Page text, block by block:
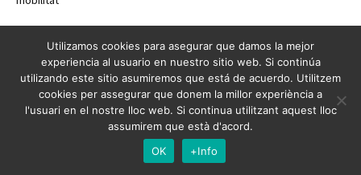
Pasos de peatones en Olot
14 febrero, 2025
Pasos de peatones en Olot Pintado de pasos de peatones para una
movilidad
Mejorando la seguridad vial en
Utilizamos cookies para asegurar que damos la mejor
experiencia al usuario en nuestro sitio web. Si continúa
utilizando este sitio asumiremos que está de acuerdo. Utilitzem
cookies per assegurar que donem la millor experiència a
l'usuari en el nostre lloc web. Si continua utilitzant aquest lloc
assumirem que està d'acord.
OK
+Info